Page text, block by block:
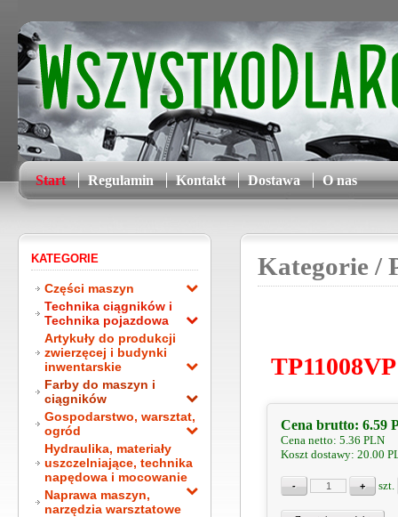
Start Regulamin Kontakt Dostawa O nas
KATEGORIE
Części maszyn
Technika ciągników i
Technika pojazdowa
Artykuły do produkcji
zwierzęcej i budynki
inwentarskie
Farby do maszyn i
ciągników
Gospodarstwo, warsztat,
ogród
Hydraulika, materiały
uszczelniające, technika
napędowa i mocowanie
Naprawa maszyn,
narzędzia warsztatowe
Kategorie /
Cena brutto: 6.59
Cena netto: 5.36 PLN
Koszt dostawy: 20.00
szt.